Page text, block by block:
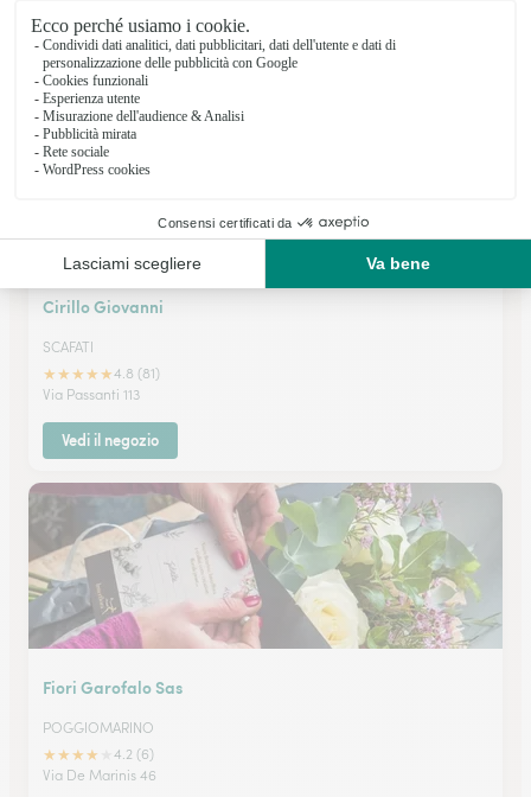
Via Roma 304
Vedi il negozio
Cirillo Giovanni
SCAFATI
★★★★★4.8 (81)
Via Passanti 113
Vedi il negozio
Fiori Garofalo Sas
POGGIOMARINO
★★★★
4.2 (6)
Via De Marinis 46